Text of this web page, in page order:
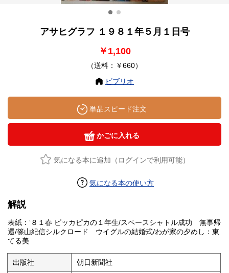
アサヒグラフ １９８１年５月１日号
￥1,100
（送料：￥660）
ビブリオ
単品スピード注文
かごに入れる
気になる本に追加（ログインで利用可能）
気になる本の使い方
解説
表紙：‘８１春 ピッカピカの１年生/スペースシャトル成功 無事帰
還/篠山紀信シルクロード ウイグルの結婚式/わが家の夕めし：東
てる美
出版社 朝日新聞社